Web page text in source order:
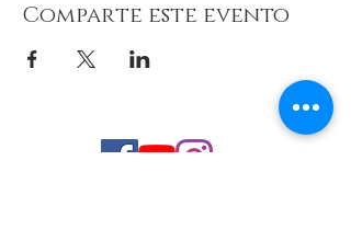
Comparte este evento